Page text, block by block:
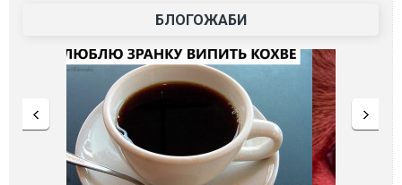
БЛОГОЖАБИ